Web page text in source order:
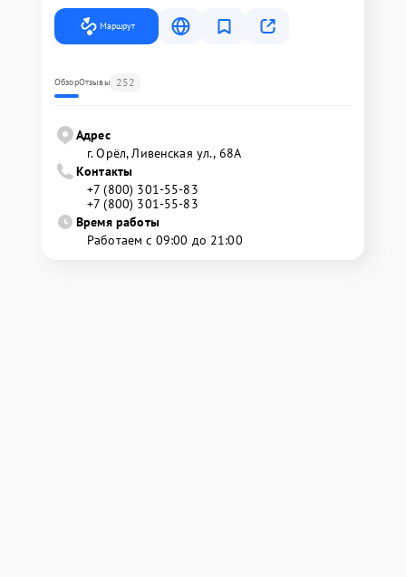
Маршрут
ОбзорОтзывы 252
Адрес
г. Орёл, Ливенская ул., 68А
Контакты
+7 (800) 301-55-83
+7 (800) 301-55-83
Время работы
Работаем с 09:00 до 21:00